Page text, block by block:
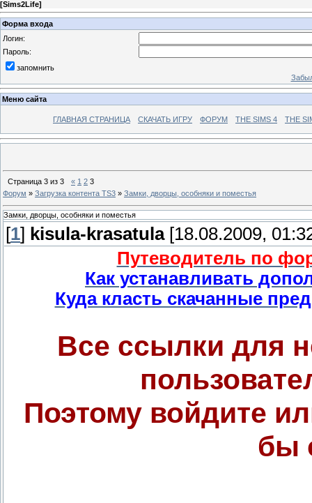
[Sims2Life]
Форма входа
Логин:
Пароль:
запомнить
Меню сайта
ГЛАВНАЯ СТРАНИЦА СКАЧАТЬ ИГРУ ФОРУМ THE SIMS 4 THE
Страница 3 из 3 « 1 2 3
Форум » Загрузка контента TS3 » Замки, дворцы, особняки и поместья
Замки, дворцы, особняки и поместья
[1] kisula-krasatula[18.08.2009,
Путеводитель по
Как устанавливать
Куда класть скачанные
Все ссылки для
Поэтому войдите
бы